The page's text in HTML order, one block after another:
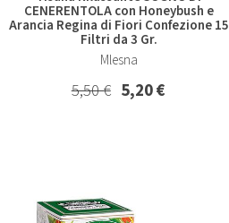
CENERENTOLA con Honeybush e
Arancia Regina di Fiori Confezione 15
Filtri da 3 Gr.
Mlesna
5,50 € 5,20 €